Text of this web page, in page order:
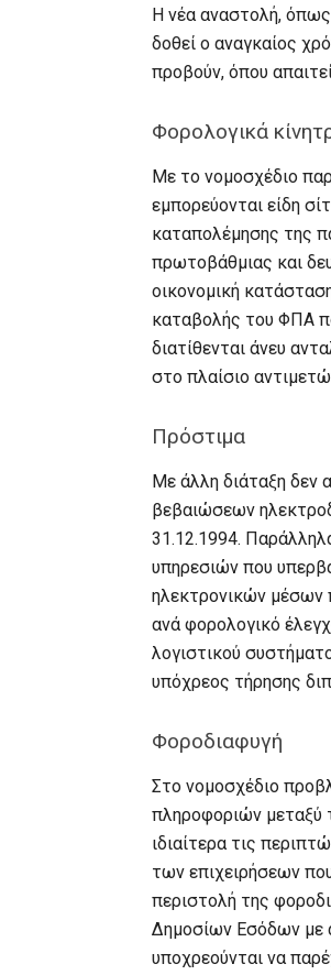
Η νέα αναστολή, όπως
δοθεί ο αναγκαίος
προβούν, όπου
Φορολογικά
Με το νομοσχέδιο
εμπορεύονται είδη
καταπολέμησης της
πρωτοβάθμιας και
οικονομική
καταβολής του ΦΠΑ
διατίθενται άνευ
στο πλαίσιο
Πρόστιμα
Με άλλη διάταξη δεν
βεβαιώσεων
31.12.1994.
υπηρεσιών που
ηλεκτρονικών μέσων
ανά φορολογικό
λογιστικού
υπόχρεος τήρησης
Φοροδιαφυγή
Στο νομοσχέδιο
πληροφοριών μεταξύ
ιδιαίτερα τις
των επιχειρήσεων
περιστολή της
Δημοσίων Εσόδων με
υποχρεούνται να